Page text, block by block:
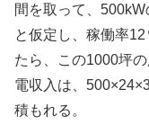
間を取って、
と仮定し、稼働率
たら、この1000坪
電収入は、
積もれる。